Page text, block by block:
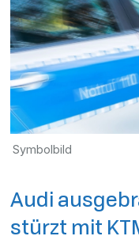
Symbolbild
Audi
stürzt mit